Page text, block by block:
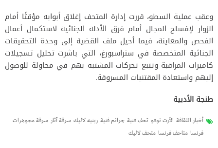
وعقب عملية السطو، قررت إدارة المتحف إغلاق أبوابه مؤقتًا أمام
الزوار لإفساح المجال أمام فرق الأدلة الجنائية لاستكمال أعمال
الفحص والمعاينة، فيما أحيل ملف القضية إلى وحدة التحقيقات
الجنائية المتخصصة في ستراسبورغ، التي باشرت تحليل تسجيلات
كاميرات المراقبة وتتبع تحركات المشتبه بهم في محاولة للوصول
إليهم واستعادة المقتنيات المسروقة.
طنجة الأدبية
أخبار الثقافة الآرت نوفو تحف فنية جرائم فنية رينيه لاليك سرقة آثار سرقة مجوهرات
فرنسا متاحف فرنسا متحف لاليك